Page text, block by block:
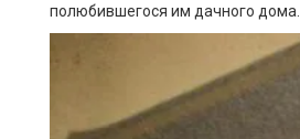
полюбившегося им дачного дома.